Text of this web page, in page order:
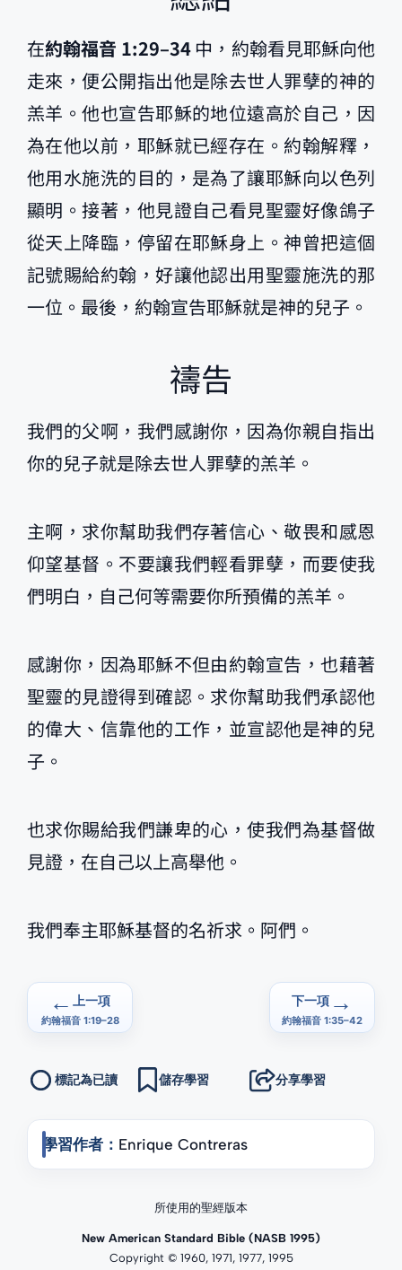
在約翰福音 1:29–34 中，約翰看見耶穌向他
走來，便公開指出他是除去世人罪孽的神的
羔羊。他也宣告耶穌的地位遠高於自己，因
為在他以前，耶穌就已經存在。約翰解釋，
他用水施洗的目的，是為了讓耶穌向以色列
顯明。接著，他見證自己看見聖靈好像鴿子
從天上降臨，停留在耶穌身上。神曾把這個
記號賜給約翰，好讓他認出用聖靈施洗的那
一位。最後，約翰宣告耶穌就是神的兒子。
禱告
我們的父啊，我們感謝你，因為你親自指出
你的兒子就是除去世人罪孽的羔羊。
主啊，求你幫助我們存著信心、敬畏和感恩
仰望基督。不要讓我們輕看罪孽，而要使我
們明白，自己何等需要你所預備的羔羊。
感謝你，因為耶穌不但由約翰宣告，也藉著
聖靈的見證得到確認。求你幫助我們承認他
的偉大、信靠他的工作，並宣認他是神的兒
子。
也求你賜給我們謙卑的心，使我們為基督做
見證，在自己以上高舉他。
我們奉主耶穌基督的名祈求。阿們。
← 上一項
約翰福音 1:19–28
下一項 →
約翰福音 1:35–42
儲存學習
標記為已讀 分享學習
學習作者： Enrique Contreras
所使用的聖經版本
New American Standard Bible (NASB 1995)
Copyright © 1960, 1971, 1977, 1995